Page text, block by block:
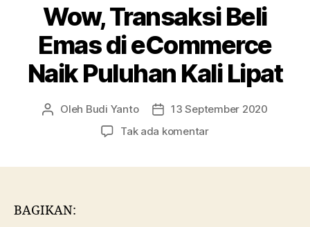
Wow, Transaksi Beli
Emas di eCommerce
Naik Puluhan Kali Lipat
Penulis
Oleh Budi Yanto
Tanggal
artikel
13 September 2020
Tak ada komentarpada
BAGIKAN: